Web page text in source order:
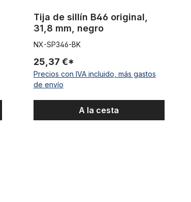
Tija de sillín B46 original,
31,8 mm, negro
NX-SP346-BK
25,37 €*
Precios con IVA incluido, más gastos
de envío
A la cesta